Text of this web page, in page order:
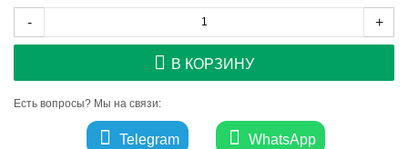
- +
В КОРЗИНУ
Есть вопросы? Мы на связи:
Telegram WhatsApp